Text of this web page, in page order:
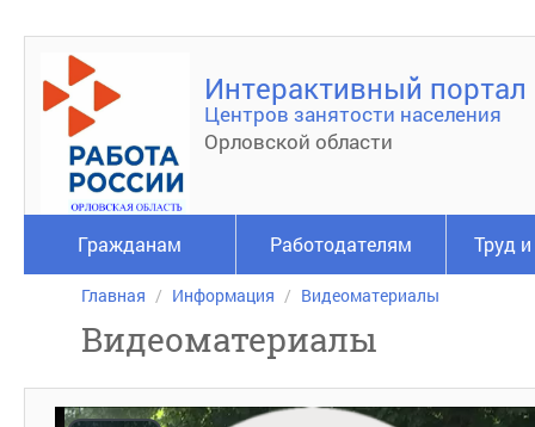
Интерактивный портал
Центров занятости населения
Орловской области
Гражданам Работодателям Труд
Главная Информация Видеоматериалы
Видеоматериалы